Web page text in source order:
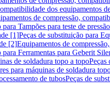
dos equipamentos
de compressão,
Tampões para teste de pressão
[1]Peças de substituição para
[2]Equipamentos de
para Ferramentas para Geberit
de soldadura topo a topoPeças
para máquinas de soldadura
de tubosPeças de